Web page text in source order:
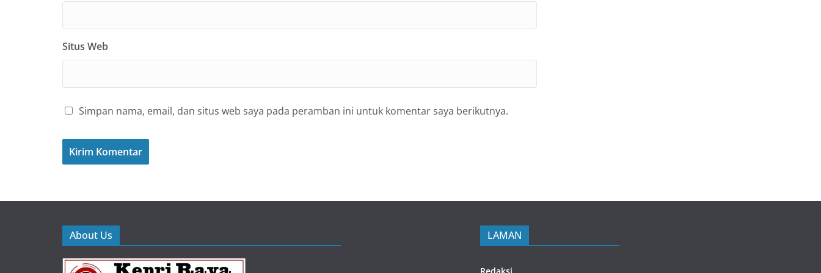
Situs Web
Simpan nama, email, dan situs web saya pada peramban ini untuk komentar saya berikutnya.
About Us LAMAN